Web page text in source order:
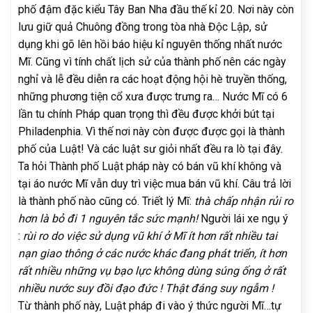
phố đậm đặc kiểu Tây Ban Nha đầu thế kỉ 20. Nơi này còn
lưu giữ quả Chuông đồng trong tòa nhà Độc Lập, sử
dụng khi gõ lên hồi báo hiệu kỉ nguyên thống nhất nước
Mĩ. Cũng vì tính chất lịch sử của thành phố nên các ngày
nghỉ và lễ đều diễn ra các hoạt động hội hè truyền thống,
những phương tiện cổ xưa được trưng ra… Nước Mĩ có 6
lần tu chính Pháp quan trọng thì đều được khởi bút tại
Philadenphia. Vì thế nơi này còn được được gọi là thành
phố của Luật! Và các luật sư giỏi nhất đều ra lò tại đây.
Ta hỏi Thành phố Luật pháp này có bán vũ khí không và
tại áo nước Mĩ vẫn duy trì việc mua bán vũ khí. Câu trả lời
là thành phố nào cũng có. Triết lý Mĩ: thà chấp nhận rủi ro
hơn là bỏ đi 1 nguyên tắc sức mạnh!Người lái xe ngụ ý
: rùi ro do việc sử dụng vũ khí ở Mĩ ít hơn rất nhiều tai
nạn giao thông ở các nước khác đang phát triển, ít hơn
rất nhiều những vụ bạo lực không dùng súng ống ở rất
nhiều nước suy đồi đạo đức ! Thật đáng suy ngẫm !
Từ thành phố này, Luật pháp đi vào ý thức người Mĩ…tự